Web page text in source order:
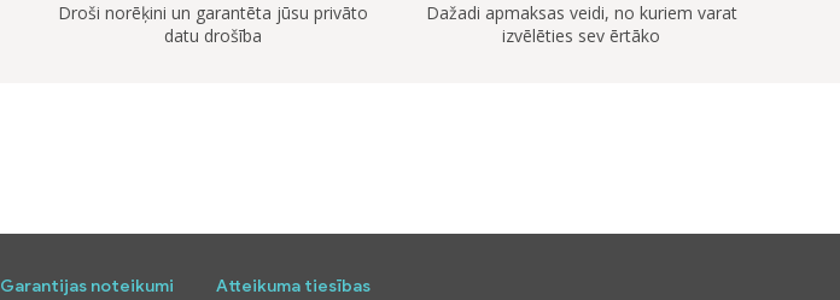
Droši norēķini un garantēta jūsu privāto
datu drošība
Dažadi apmaksas veidi, no kuriem varat
izvēlēties sev ērtāko
Garantijas noteikumi Atteikuma tiesības